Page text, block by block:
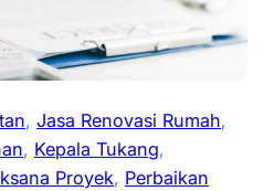
, Jasa Renovasi Rumah
, Kepala Tukang
Proyek, Perbaikan